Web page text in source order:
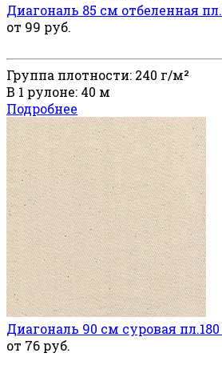
Диагональ 85 см отбеленная
от 99 руб.
Группа плотности: 240 г/м²
В 1 рулоне: 40 м
Подробнее
Диагональ 90 см суровая пл.180
от 76 руб.